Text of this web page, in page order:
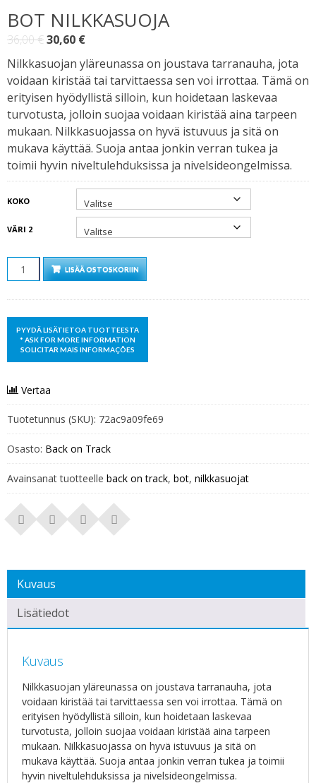
BOT NILKKASUOJA
36,00€Alkuperäinen
hinta
oli:
36,00 €.
30,60 €Nykyinen
hinta
on:
30,60 €.
Nilkkasuojan yläreunassa on joustava tarranauha, jota
voidaan kiristää tai tarvittaessa sen voi irrottaa. Tämä on
erityisen hyödyllistä silloin, kun hoidetaan laskevaa
turvotusta, jolloin suojaa voidaan kiristää aina tarpeen
mukaan. Nilkkasuojassa on hyvä istuvuus ja sitä on
mukava käyttää. Suoja antaa jonkin verran tukea ja
toimii hyvin niveltulehduksissa ja nivelsideongelmissa.
KOKO
VÄRI 2
LISÄÄ OSTOSKORIIN
Vertaa
Tuotetunnus (SKU): 72ac9a09fe69
Osasto: Back on Track
Avainsanat tuotteelle back on track, bot, nilkkasuojat
Kuvaus
Lisätiedot
Kuvaus
Nilkkasuojan yläreunassa on joustava tarranauha, jota
voidaan kiristää tai tarvittaessa sen voi irrottaa. Tämä on
erityisen hyödyllistä silloin, kun hoidetaan laskevaa
turvotusta, jolloin suojaa voidaan kiristää aina tarpeen
mukaan. Nilkkasuojassa on hyvä istuvuus ja sitä on
mukava käyttää. Suoja antaa jonkin verran tukea ja toimii
hyvin niveltulehduksissa ja nivelsideongelmissa.